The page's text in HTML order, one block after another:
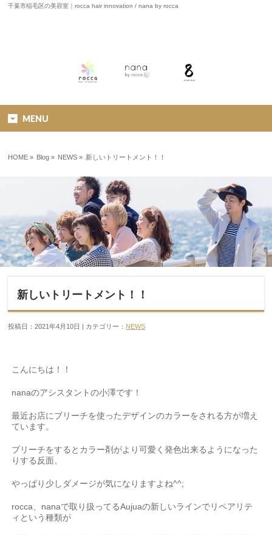
千葉市稲毛区の美容室｜rocca hair innovation / nana by rocca
MENU
HOME » Blog » NEWS » 新しいトリートメント！！
新しいトリートメント！！
投稿日：2021年4月10日 | カテゴリー： NEWS
こんにちは！！
nanaのアシスタントの小澤です！
最近お店にブリーチを使ったデザインのカラーをされる方が増え
ています。
ブリーチをするとカラー剤がより可愛く発色出来るようになった
りする反面、
やっぱり少しダメージが気になりますよね^^;
rocca、nanaで取り扱ってるAujuaの新しいラインでリペアリテ
ィという種類が